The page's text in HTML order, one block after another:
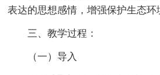
表达的思想感情，增强保护生态环
三、教学过程：
（一）导入